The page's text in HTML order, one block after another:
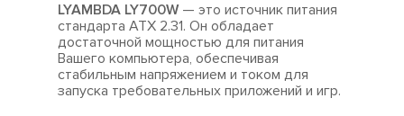
LYAMBDA LY700W— это источник питания
стандарта ATX 2.31. Он обладает
достаточной мощностью для питания
Вашего компьютера, обеспечивая
стабильным напряжением и током для
запуска требовательных приложений и игр.